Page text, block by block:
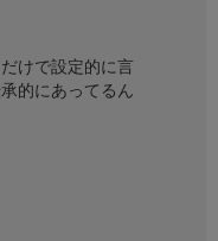
けで設定的に言
的にあってるん